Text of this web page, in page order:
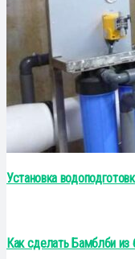
Установка
Как сделать Бамблби